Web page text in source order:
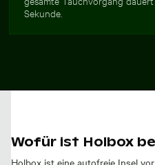
Sekunde.
Wofür ist Holbox
Holbox ist eine autofreie Insel